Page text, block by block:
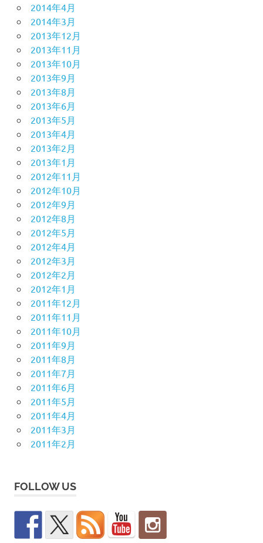
2014年4月
2014年3月
2013年12月
2013年11月
2013年10月
2013年9月
2013年8月
2013年6月
2013年5月
2013年4月
2013年2月
2013年1月
2012年11月
2012年10月
2012年9月
2012年8月
2012年5月
2012年4月
2012年3月
2012年2月
2012年1月
2011年12月
2011年11月
2011年10月
2011年9月
2011年8月
2011年7月
2011年6月
2011年5月
2011年4月
2011年3月
2011年2月
FOLLOW US